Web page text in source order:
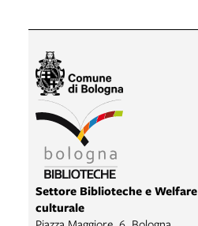
Settore Biblioteche e Welfare
culturale